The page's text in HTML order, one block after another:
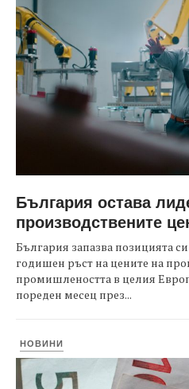
България остава
производствените
България запазва позицията
годишен ръст на цените на
промишлеността в целия
пореден месец през...
НОВИНИ